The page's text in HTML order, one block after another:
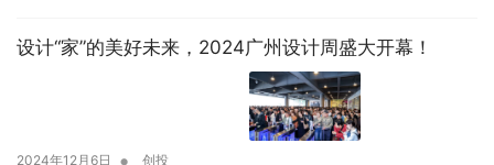
设计“家”的美好未来，2024广州设计周盛大开幕！
2024年12月6日 创投